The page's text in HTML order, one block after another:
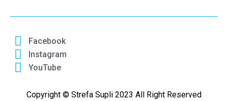
Facebook
Instagram
YouTube
Copyright © Strefa Supli 2023 All Right Reserved